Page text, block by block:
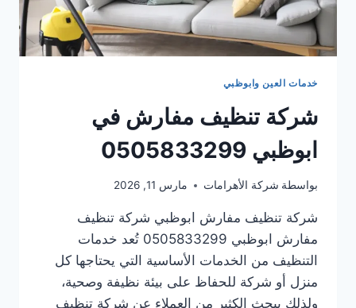
خدمات العين وابوظبي
شركة تنظيف مفارش في
ابوظبي 0505833299
بواسطة شركة الأهرامات مارس 11, 2026
شركة تنظيف مفارش ابوظبي شركة تنظيف
مفارش ابوظبي 0505833299 تُعد خدمات
التنظيف من الخدمات الأساسية التي يحتاجها كل
منزل أو شركة للحفاظ على بيئة نظيفة وصحية،
ولذلك يبحث الكثير من العملاء عن شركة تنظيف